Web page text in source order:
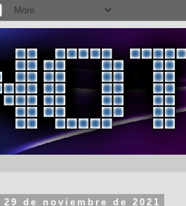
29 de noviembre de 2021